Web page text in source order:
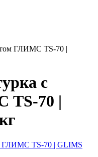
ГЛИМС TS-70 |
с
TS-70 |